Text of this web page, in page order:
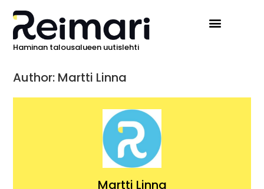
Haminan talousalueen uutislehti
Author: Martti Linna
Martti Linna